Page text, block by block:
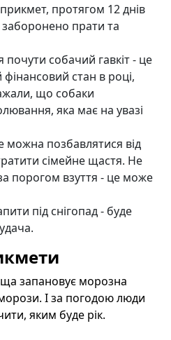
протягом 12 днів
заборонено прати та
собачий гавкіт - це
фінансовий стан в році,
що собаки
яка має на увазі
позбавлятися від
сімейне щастя. Не
порогом взуття - це може
під снігопад - буде
запановує морозна
І за погодою люди
яким буде рік.